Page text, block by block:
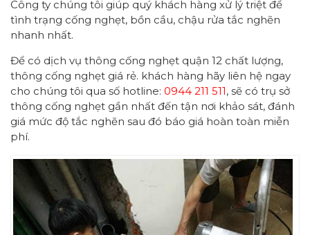
Công ty chúng tôi giúp quý khách hàng xử lý triệt để
tình trạng cống nghẹt, bồn cầu, chậu rửa tắc nghẽn
nhanh nhất.
Để có dịch vụ thông cống nghẹt quận 12 chất lượng,
thông cống nghẹt giá rẻ. khách hàng hãy liên hệ ngay
cho chúng tôi qua số hotline: 0944 211 511, sẽ có trụ sở
thông cống nghẹt gần nhất đến tận nơi khảo sát, đánh
giá mức độ tắc nghẽn sau đó báo giá hoàn toàn miễn
phí.